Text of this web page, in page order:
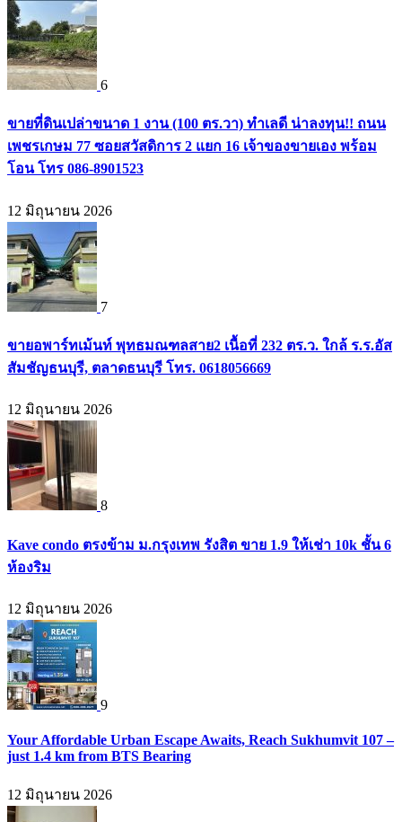
6
ขายที่ดินเปล่าขนาด 1 งาน (100 ตร.วา) ทำเลดี น่าลงทุน!! ถนน
เพชรเกษม 77 ซอยสวัสดิการ 2 แยก 16 เจ้าของขายเอง พร้อม
โอน โทร 086-8901523
12 มิถุนายน 2026
7
ขายอพาร์ทเม้นท์ พุทธมณฑลสาย2 เนื้อที่ 232 ตร.ว. ใกล้ ร.ร.อัส
สัมชัญธนบุรี, ตลาดธนบุรี โทร. 0618056669
12 มิถุนายน 2026
8
Kave condo ตรงข้าม ม.กรุงเทพ รังสิต ขาย 1.9 ให้เช่า 10k ชั้น 6
ห้องริม
12 มิถุนายน 2026
9
Your Affordable Urban Escape Awaits, Reach Sukhumvit 107 –
just 1.4 km from BTS Bearing
12 มิถุนายน 2026